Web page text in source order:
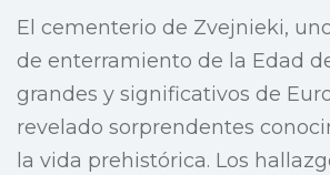
El cementerio de Zvejnieki,
de enterramiento de la Edad
grandes y significativos de
revelado sorprendentes
la vida prehistórica. Los